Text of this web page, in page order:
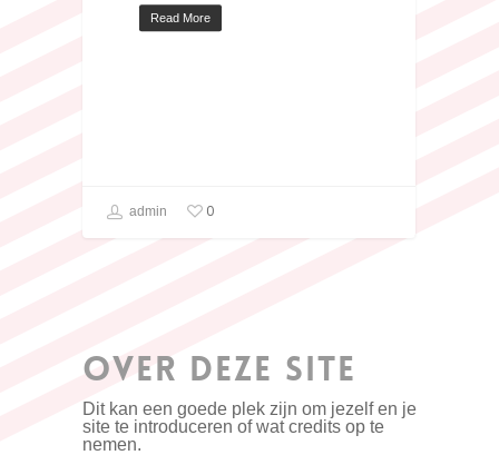
Read More
admin 0
OVER DEZE SITE
Dit kan een goede plek zijn om jezelf en je
site te introduceren of wat credits op te
nemen.